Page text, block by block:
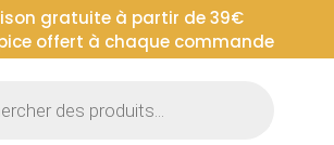
gratuite à partir de 39€
offert à chaque commande